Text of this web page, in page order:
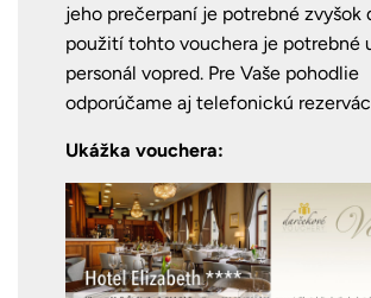
jeho prečerpaní je potrebné zvyšok
použití tohto vouchera je potrebné
personál vopred. Pre Vaše pohodlie
odporúčame aj telefonickú
Ukážka vouchera: